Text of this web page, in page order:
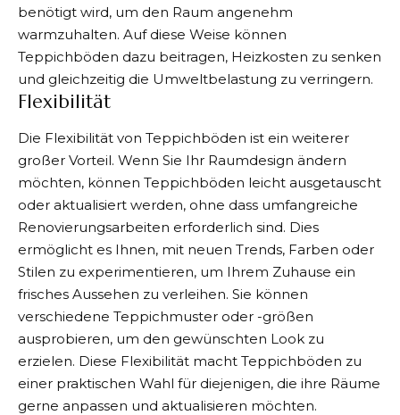
benötigt wird, um den Raum angenehm
warmzuhalten. Auf diese Weise können
Teppichböden dazu beitragen, Heizkosten zu senken
und gleichzeitig die Umweltbelastung zu verringern.
Flexibilität
Die Flexibilität von Teppichböden ist ein weiterer
großer Vorteil. Wenn Sie Ihr Raumdesign ändern
möchten, können Teppichböden leicht ausgetauscht
oder aktualisiert werden, ohne dass umfangreiche
Renovierungsarbeiten erforderlich sind. Dies
ermöglicht es Ihnen, mit neuen Trends, Farben oder
Stilen zu experimentieren, um Ihrem Zuhause ein
frisches Aussehen zu verleihen. Sie können
verschiedene Teppichmuster oder -größen
ausprobieren, um den gewünschten Look zu
erzielen. Diese Flexibilität macht Teppichböden zu
einer praktischen Wahl für diejenigen, die ihre Räume
gerne anpassen und aktualisieren möchten.